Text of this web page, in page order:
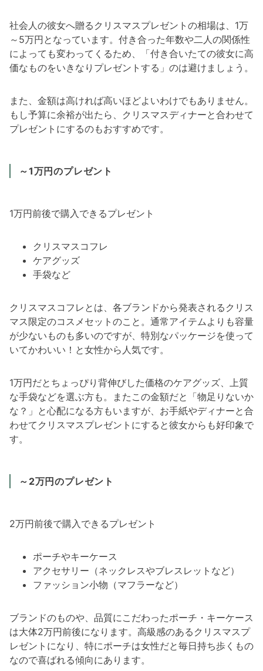
社会人の彼女へ贈るクリスマスプレゼントの相場は、1万
～5万円となっています。付き合った年数や二人の関係性
によっても変わってくるため、「付き合いたての彼女に高
価なものをいきなりプレゼントする」のは避けましょう。
また、金額は高ければ高いほどよいわけでもありません。
もし予算に余裕が出たら、クリスマスディナーと合わせて
プレゼントにするのもおすすめです。
～1万円のプレゼント
1万円前後で購入できるプレゼント
クリスマスコフレ
ケアグッズ
手袋など
クリスマスコフレとは、各ブランドから発表されるクリス
マス限定のコスメセットのこと。通常アイテムよりも容量
が少ないものも多いのですが、特別なパッケージを使って
いてかわいい！と女性から人気です。
1万円だとちょっぴり背伸びした価格のケアグッズ、上質
な手袋などを選ぶ方も。またこの金額だと「物足りないか
な？」と心配になる方もいますが、お手紙やディナーと合
わせてクリスマスプレゼントにすると彼女からも好印象で
す。
～2万円のプレゼント
2万円前後で購入できるプレゼント
ポーチやキーケース
アクセサリー（ネックレスやブレスレットなど）
ファッション小物（マフラーなど）
ブランドのものや、品質にこだわったポーチ・キーケース
は大体2万円前後になります。高級感のあるクリスマスプ
レゼントになり、特にポーチは女性だと毎日持ち歩くもの
なので喜ばれる傾向にあります。